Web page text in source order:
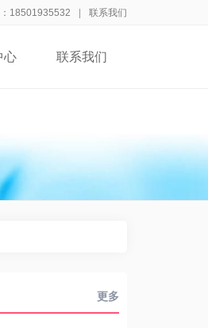
18501935532 联系我们
心 联系我们
更多